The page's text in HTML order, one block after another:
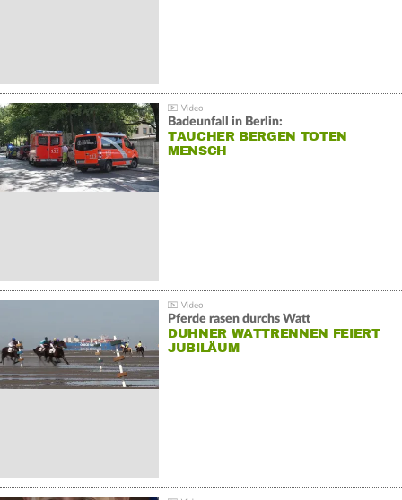
Badeunfall in Berlin:
TAUCHER BERGEN TOTEN
MENSCH
Pferde rasen durchs Watt
DUHNER WATTRENNEN FEIERT
JUBILÄUM